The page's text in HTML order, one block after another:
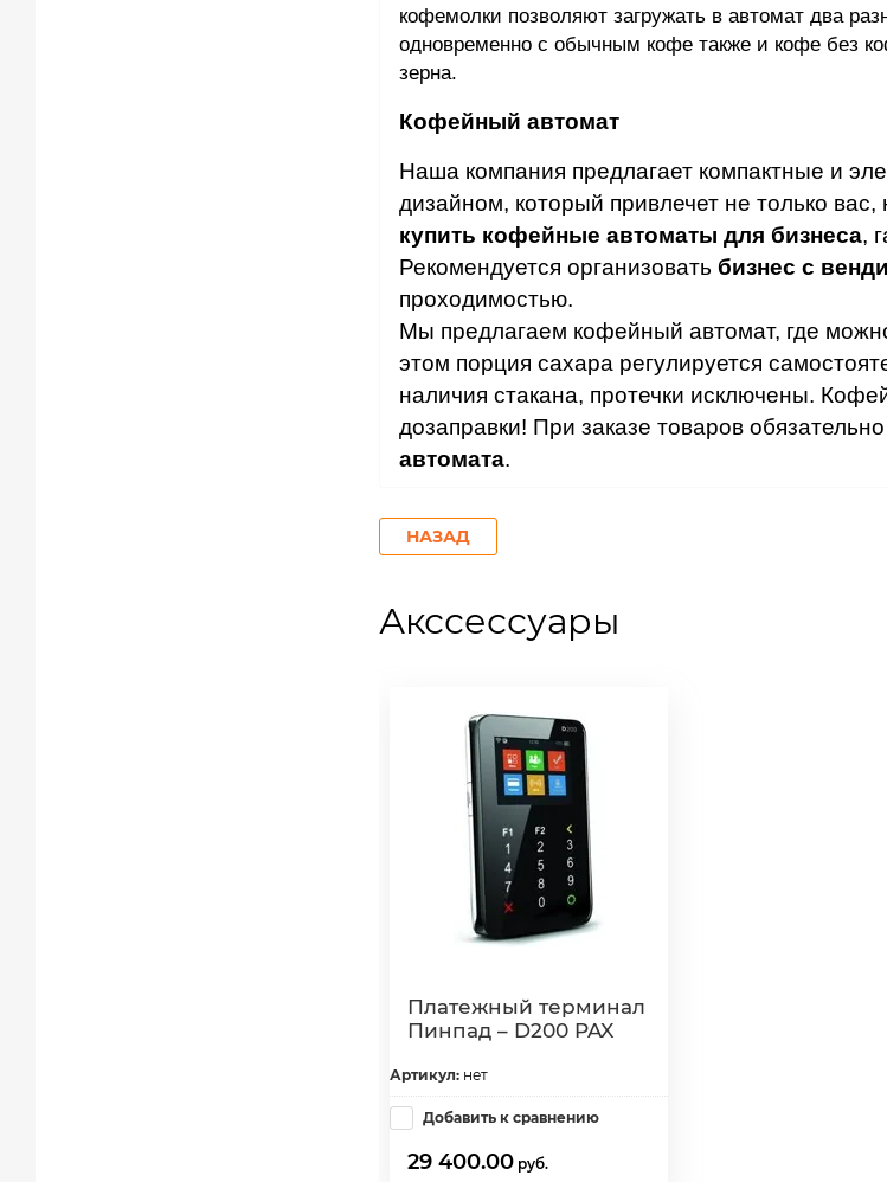
кофемолки позволяют загружать в автомат два
одновременно с обычным кофе также и кофе без
зерна.
Кофейный автомат
Наша компания предлагает компактные и
дизайном, который привлечет не только
купить кофейные автоматы для бизнеса,
Рекомендуется организовать бизнес с
проходимостью.
Мы предлагаем кофейный автомат, где
этом порция сахара регулируется
наличия стакана, протечки исключены.
дозаправки! При заказе товаров
автомата.
НАЗАД
Акссессуары
Платежный терминал
Пинпад – D200 PAX
Артикул: нет
Добавить к сравнению
29 400.00 руб.